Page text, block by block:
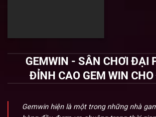
GEMWIN - SÂN CHƠI ĐẠI
ĐỈNH CAO GEM WIN
Gemwin hiện là một trong những nhà